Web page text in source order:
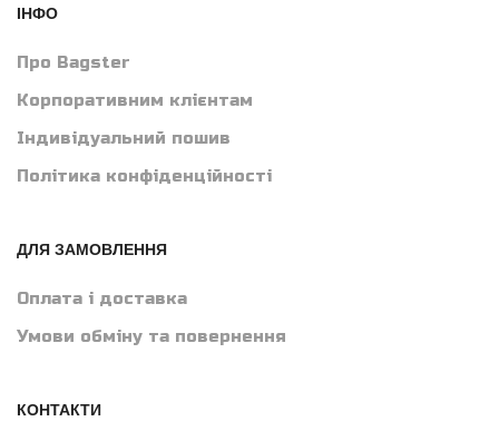
ІНФО
Про Bagster
Корпоративним клієнтам
Індивідуальний пошив
Політика конфіденційності
ДЛЯ ЗАМОВЛЕННЯ
Оплата і доставка
Умови обміну та повернення
КОНТАКТИ